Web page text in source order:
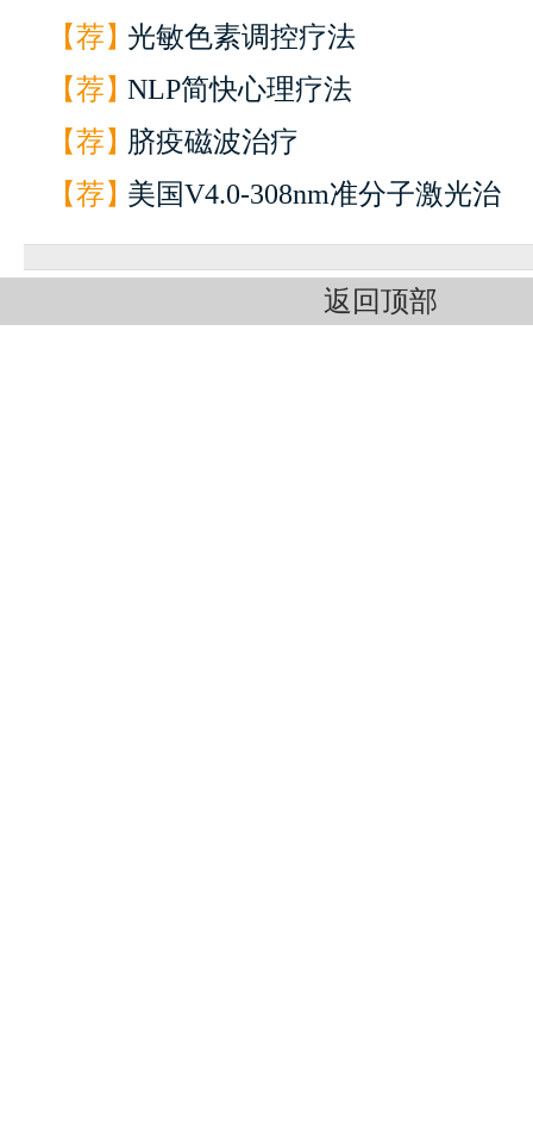
【荐】光敏色素调控疗法
【荐】NLP简快心理疗法
【荐】脐疫磁波治疗
【荐】美国V4.0-308nm准分子激光治
返回顶部